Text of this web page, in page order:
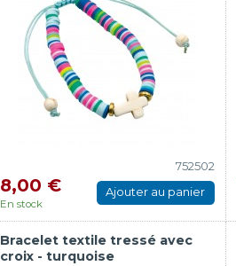
752502
8,00 €
En stock
Ajouter au panier
Bracelet textile tressé avec
croix - turquoise